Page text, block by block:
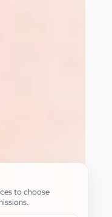
to choose